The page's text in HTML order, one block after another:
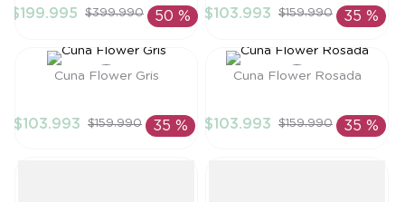
AÑADIR AL
CARRITO
$199.995 $399.990 50 %
AÑADIR AL
CARRITO
$103.993 $159.990 35 %
Cuna Flower Gris
$103.993 $159.990 35 %
Cuna Flower Rosada
$103.993 $159.990 35 %